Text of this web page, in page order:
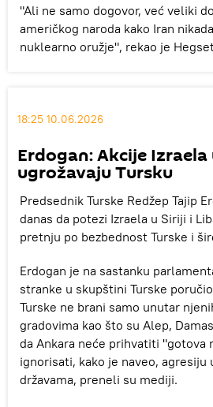
"Ali ne samo dogovor, već veliki
američkog naroda kako Iran
nuklearno oružje", rekao je
18:25 10.06.2026
Erdogan: Akcije
ugrožavaju Tursku
Predsednik Turske Redžep Tajip
danas da potezi Izraela u Siriji i
pretnju po bezbednost Turske i
Erdogan je na sastanku
stranke u skupštini Turske
Turske ne brani samo unutar
gradovima kao što su Alep,
da Ankara neće prihvatiti "gotova
ignorisati, kako je naveo, agresiju
državama, preneli su mediji.